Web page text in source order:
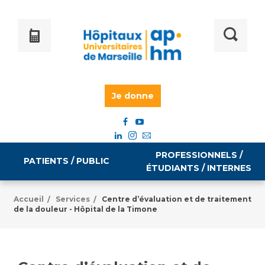
Je donne
PATIENTS / PUBLIC
Informations pratiques
PROFESSIONNELS /
ÉTUDIANTS / INTERNES
Égalité professionnelle
Emploi / formation
Accueil / Services /
Centre d’évaluation et de traitement
de la douleur - Hôpital de la Timone